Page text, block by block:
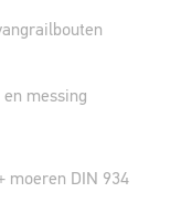
en messing
moeren DIN 934